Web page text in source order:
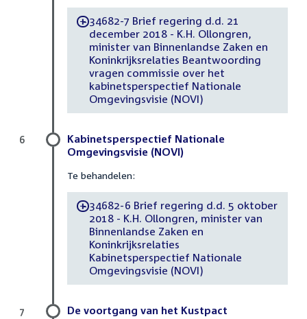
-34682-7 Brief regering d.d. 21
december 2018 - K.H. Ollongren,
minister van Binnenlandse Zaken en
Koninkrijksrelaties Beantwoording
vragen commissie over het
kabinetsperspectief Nationale
Omgevingsvisie (NOVI)
Kabinetsperspectief Nationale
Omgevingsvisie (NOVI)
Te behandelen:
-34682-6 Brief regering d.d. 5 oktober
2018 - K.H. Ollongren, minister van
Binnenlandse Zaken en
Koninkrijksrelaties
Kabinetsperspectief Nationale
Omgevingsvisie (NOVI)
6
De voortgang van het Kustpact
7